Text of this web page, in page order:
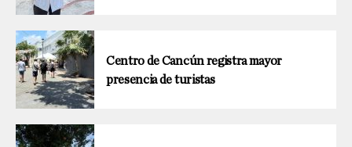
Centro de Cancún registra mayor
presencia de turistas